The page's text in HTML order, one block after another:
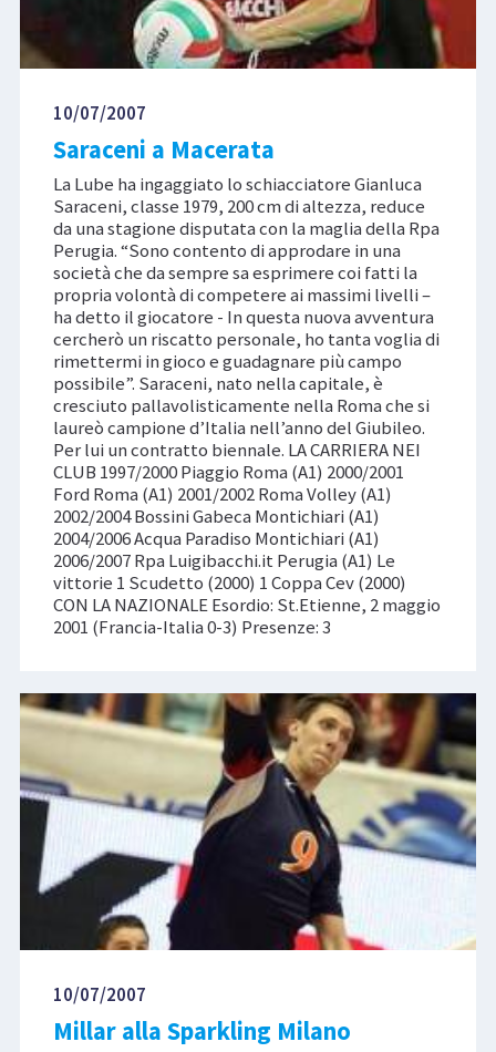
10/07/2007
Saraceni a Macerata
La Lube ha ingaggiato lo schiacciatore Gianluca
Saraceni, classe 1979, 200 cm di altezza, reduce
da una stagione disputata con la maglia della Rpa
Perugia. “Sono contento di approdare in una
società che da sempre sa esprimere coi fatti la
propria volontà di competere ai massimi livelli –
ha detto il giocatore - In questa nuova avventura
cercherò un riscatto personale, ho tanta voglia di
rimettermi in gioco e guadagnare più campo
possibile”. Saraceni, nato nella capitale, è
cresciuto pallavolisticamente nella Roma che si
laureò campione d’Italia nell’anno del Giubileo.
Per lui un contratto biennale. LA CARRIERA NEI
CLUB 1997/2000 Piaggio Roma (A1) 2000/2001
Ford Roma (A1) 2001/2002 Roma Volley (A1)
2002/2004 Bossini Gabeca Montichiari (A1)
2004/2006 Acqua Paradiso Montichiari (A1)
2006/2007 Rpa Luigibacchi.it Perugia (A1) Le
vittorie 1 Scudetto (2000) 1 Coppa Cev (2000)
CON LA NAZIONALE Esordio: St.Etienne, 2 maggio
2001 (Francia-Italia 0-3) Presenze: 3
10/07/2007
Millar alla Sparkling Milano